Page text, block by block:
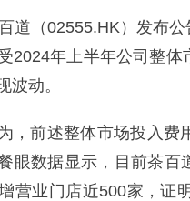
道（02555.HK）发布
2024年上半年公司整
波动。
，前述整体市场投入费
眼数据显示，目前茶
营业门店近500家，证